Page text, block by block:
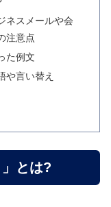
ネスメールや会
注意点
た例文
や言い替え
」とは?